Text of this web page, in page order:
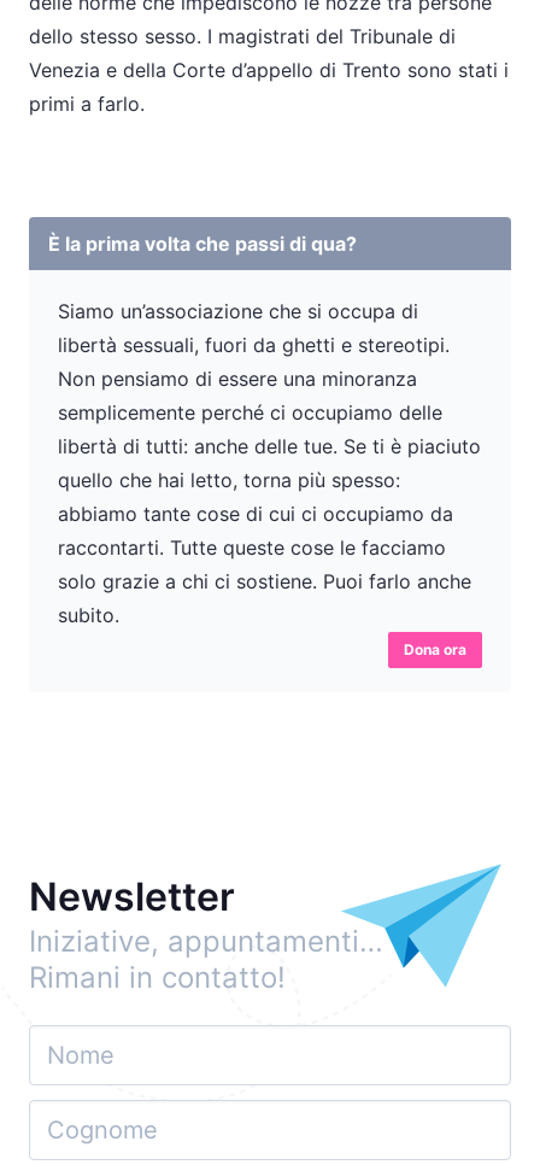
dello stesso sesso. I magistrati del Tribunale di
Venezia e della Corte d’appello di Trento sono stati i
primi a farlo.
È la prima volta che passi di qua?
Siamo un’associazione che si occupa di
libertà sessuali, fuori da ghetti e stereotipi.
Non pensiamo di essere una minoranza
semplicemente perché ci occupiamo delle
libertà di tutti: anche delle tue. Se ti è piaciuto
quello che hai letto, torna più spesso:
abbiamo tante cose di cui ci occupiamo da
raccontarti. Tutte queste cose le facciamo
solo grazie a chi ci sostiene. Puoi farlo anche
subito.
Dona ora
Newsletter
Iniziative, appuntamenti…
Rimani in contatto!